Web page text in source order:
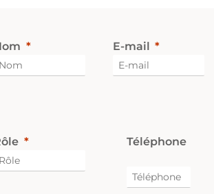
E-mail
Téléphone